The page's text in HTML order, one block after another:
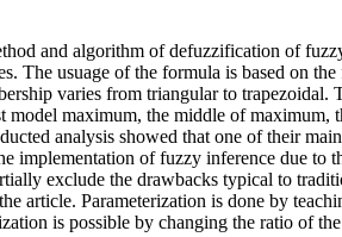
and algorithm of defuzzification of
The usuage of the formula is based on
varies from triangular to
model maximum, the middle of maximum,
analysis showed that one of their
implementation of fuzzy inference due to
exclude the drawbacks typical to
article. Parameterization is done by
is possible by changing the ratio of